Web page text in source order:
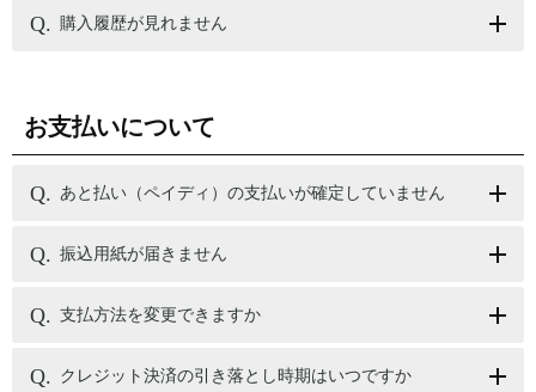
購入履歴が見れません
お支払いについて
あと払い（ペイディ）の支払いが確定していません
振込用紙が届きません
支払方法を変更できますか
クレジット決済の引き落とし時期はいつですか